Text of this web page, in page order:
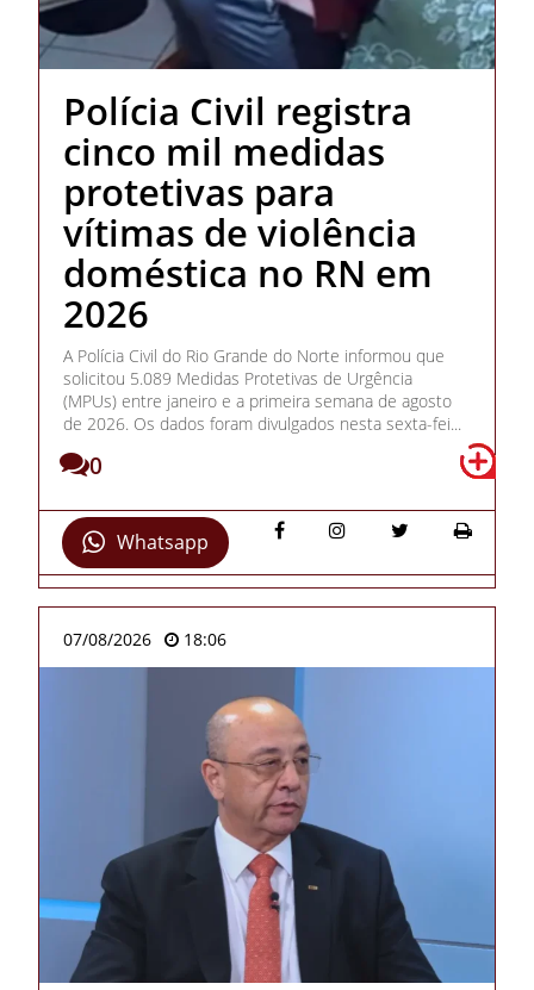
Polícia Civil registra
cinco mil medidas
protetivas para
vítimas de violência
doméstica no RN em
2026
A Polícia Civil do Rio Grande do Norte informou que
solicitou 5.089 Medidas Protetivas de Urgência
(MPUs) entre janeiro e a primeira semana de agosto
de 2026. Os dados foram divulgados nesta sexta-fei...
0
Whatsapp
07/08/2026 18:06